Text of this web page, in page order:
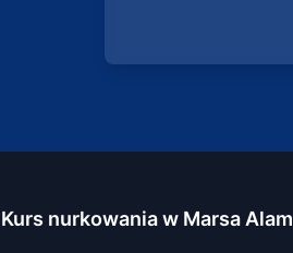
Kurs nurkowania w Marsa Alam